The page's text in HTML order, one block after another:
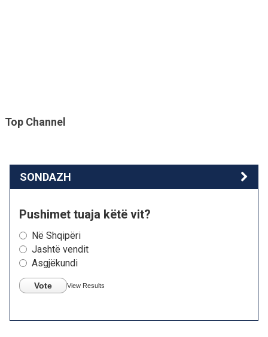
Top Channel
SONDAZH
Pushimet tuaja këtë vit?
Në Shqipëri
Jashtë vendit
Asgjëkundi
Vote View Results